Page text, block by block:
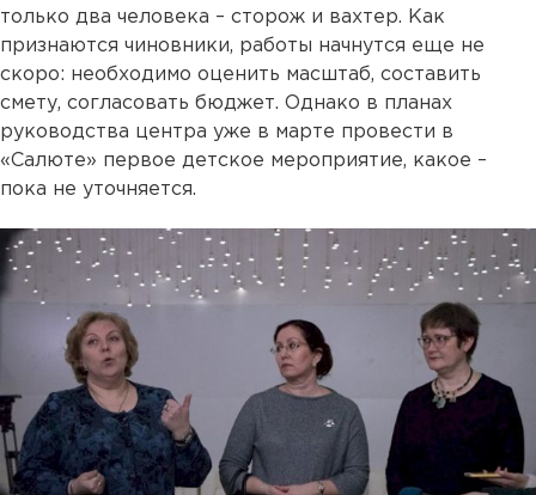
только два человека – сторож и вахтер. Как
признаются чиновники, работы начнутся еще не
скоро: необходимо оценить масштаб, составить
смету, согласовать бюджет. Однако в планах
руководства центра уже в марте провести в
«Салюте» первое детское мероприятие, какое –
пока не уточняется.